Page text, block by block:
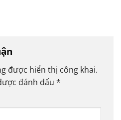
được hiển thị công khai.
đánh dấu *